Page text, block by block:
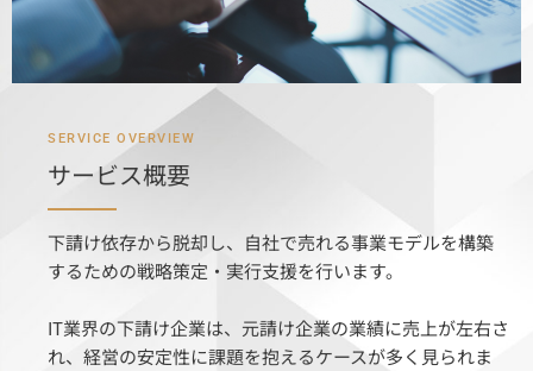
SERVICE OVERVIEW
サービス概要
下請け依存から脱却し、自社で売れる事業モデルを構築
するための戦略策定・実行支援を行います。
IT業界の下請け企業は、元請け企業の業績に売上が左右さ
れ、経営の安定性に課題を抱えるケースが多く見られま